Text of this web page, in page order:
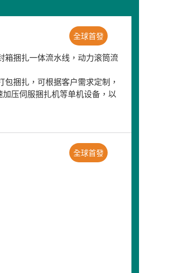
全球首發
箱捆扎一体流水线，动力滚筒流
捆扎，可根据客户需求定制，
压伺服捆扎机等单机设备，以
全球首發